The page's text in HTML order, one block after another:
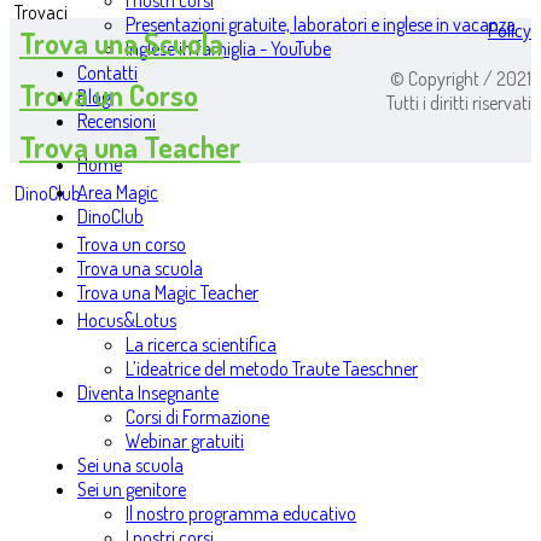
Presentazioni gratuite, laboratori e inglese in vacanza
Inglese in famiglia - YouTube
Contatti
Blog
Recensioni
Home
Area Magic
DinoClub
Trova un corso
Trova una scuola
Trova una Magic Teacher
Hocus&Lotus
La ricerca scientifica
L’ideatrice del metodo Traute Taeschner
Diventa Insegnante
Corsi di Formazione
Webinar gratuiti
Sei una scuola
Sei un genitore
Il nostro programma educativo
Trovaci
Trova una Scuola
Trova un Corso
Trova una Teacher
DinoClub
Policy
© Copyright / 2021
Tutti i diritti riservati